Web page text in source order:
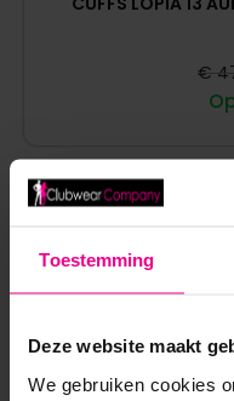
Toestemming
Deze website maakt
We gebruiken cookies
€
ANDERE